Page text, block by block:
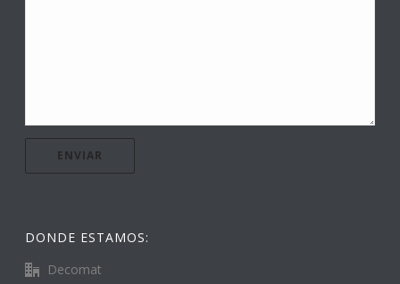
DONDE ESTAMOS:
Decomat